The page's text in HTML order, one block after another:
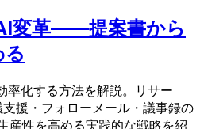
変革——提案書から
化する方法を解説。リサー
援・フォローメール・議事録の
産性を高める実践的な戦略を紹